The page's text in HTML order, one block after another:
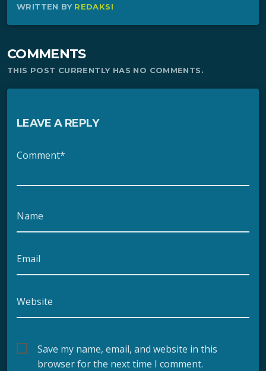
WRITTEN BY REDAKSI
COMMENTS
THIS POST CURRENTLY HAS NO COMMENTS.
LEAVE A REPLY
Comment*
Name
Email
Website
Save my name, email, and website in this
browser for the next time I comment.